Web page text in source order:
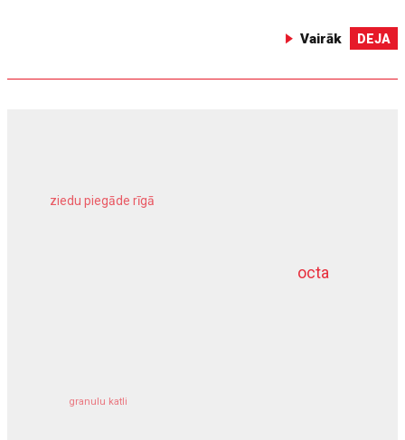
Vairāk DEJA
octa
ziedu piegāde rīgā
granulu katli
dziļurbums